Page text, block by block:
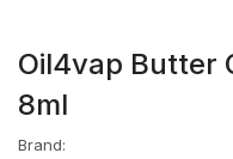
Oil4vap Butter
8ml
Brand: